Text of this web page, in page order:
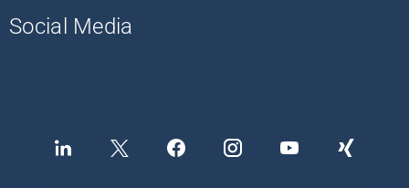
Social Media